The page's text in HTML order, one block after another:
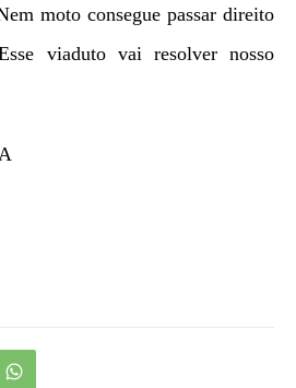
moto consegue passar direito
viaduto vai resolver nosso